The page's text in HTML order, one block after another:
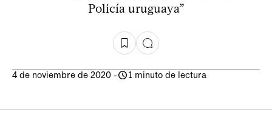
Policía uruguaya”
4 de noviembre de 2020 - 1 minuto de lectura